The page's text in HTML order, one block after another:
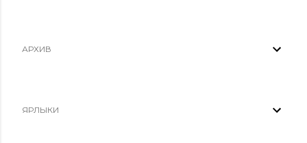
АРХИВ
ЯРЛЫКИ